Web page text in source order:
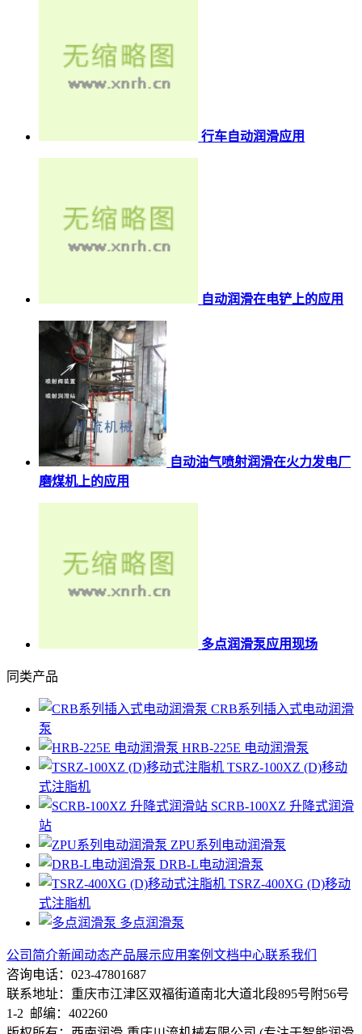
行车自动润滑应用
自动润滑在电铲上的应用
自动油气喷射润滑在火力发电厂
磨煤机上的应用
多点润滑泵应用现场
同类产品
CRB系列插入式电动润滑
泵
HRB-225E 电动润滑泵
TSRZ-100XZ (D)移动
式注脂机
SCRB-100XZ 升降式润滑
站
ZPU系列电动润滑泵
DRB-L电动润滑泵
TSRZ-400XG (D)移动
式注脂机
多点润滑泵
公司简介新闻动态产品展示应用案例 文档中心联系我们
咨询电话：023-47801687
联系地址：重庆市江津区双福街道南北大道北段895号附56号
1-2 邮编：402260